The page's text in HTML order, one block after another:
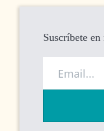
Suscríbete